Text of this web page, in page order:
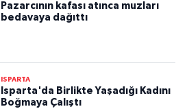
Pazarcının kafası atınca muzları
bedavaya dağıttı
ISPARTA
Isparta'da Birlikte Yaşadığı Kadını
Boğmaya Çalıştı